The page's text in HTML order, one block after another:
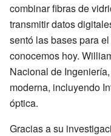
combinar fibras de
transmitir datos
sentó las bases para
conocemos hoy.
Nacional de
moderna, incluyendo
óptica.
Gracias a su